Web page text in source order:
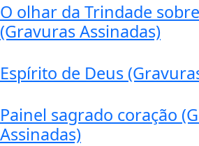
O olhar da Trindade
(Gravuras Assinadas)
Espírito de Deus
Painel sagrado coração
Assinadas)